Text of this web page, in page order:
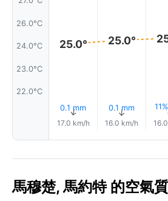
26.0°C
24.0°C
23.0°C
22.0°C
25.0°
0.1 mm
↑
17.0 km/h
25.0°
0.1 mm
↑
16.0 km/h
馬穆楚, 馬約特 的空氣